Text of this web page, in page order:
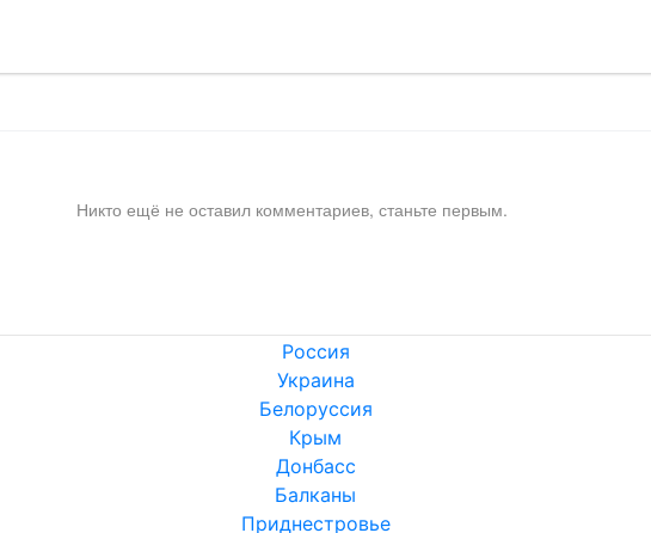
Никто ещё не оставил комментариев, станьте первым.
Россия
Украина
Белоруссия
Крым
Донбасс
Балканы
Приднестровье